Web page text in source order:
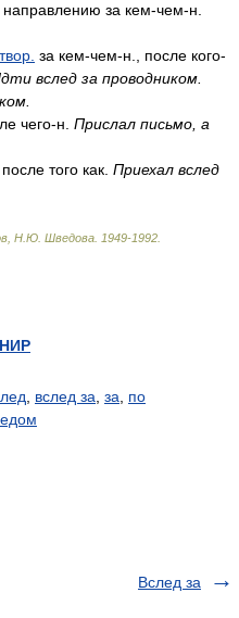
за кем-чем-н.
твор. за кем-чем-н., после кого-
вслед за проводником.
чего-н. Прислал письмо, а
того как. Приехал вслед
Н.Ю. Шведова. 1949-1992
вслед за за
по
Вслед за